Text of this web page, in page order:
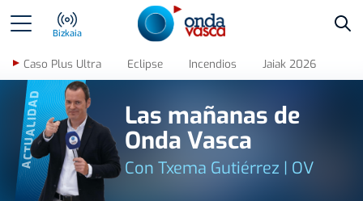
Bizkaia
Caso Plus Ultra Eclipse Incendios Jaiak 2026
ACTUALIDAD
Las mañanas de
Onda Vasca
Con Txema Gutiérrez | OV